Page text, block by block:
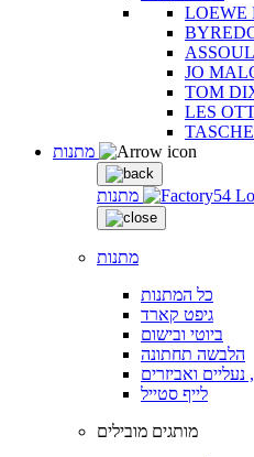
LOEWE
JO
TOM
LES
מתנות
מתנות
כל המתנות
גיפט קארד
ביוטי ובישום
הלבשה תחתונה
נעליים ואביזרים
לייף סטייל
מותגים מובילים